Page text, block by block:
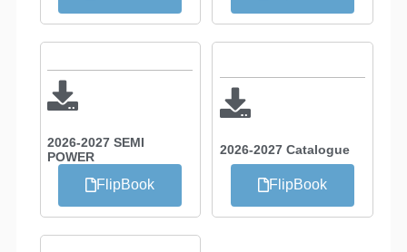
2026-2027 SEMI
POWER
FlipBook
2026-2027 Catalogue
FlipBook